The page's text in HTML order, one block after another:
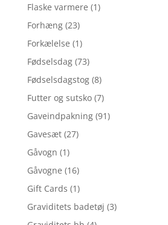
Flaske varmere (1)
Forhæng (23)
Forkælelse (1)
Fødselsdag (73)
Fødselsdagstog (8)
Futter og sutsko (7)
Gaveindpakning (91)
Gavesæt (27)
Gåvogn (1)
Gåvogne (16)
Gift Cards (1)
Graviditets badetøj (3)